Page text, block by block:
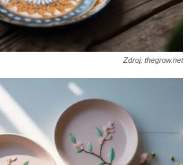
Zdroj: thegrow.net